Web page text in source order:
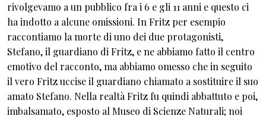
rivolgevamo a un pubblico fra i 6 e gli 11 anni e questo ci
ha indotto a alcune omissioni. In Fritz per esempio
raccontiamo la morte di uno dei due protagonisti,
Stefano, il guardiano di Fritz, e ne abbiamo fatto il centro
emotivo del racconto, ma abbiamo omesso che in seguito
il vero Fritz uccise il guardiano chiamato a sostituire il suo
amato Stefano. Nella realtà Fritz fu quindi abbattuto e poi,
imbalsamato, esposto al Museo di Scienze Naturali; noi